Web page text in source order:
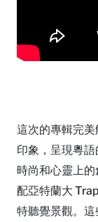
這次的專輯完
印象，呈現粵
時尚和心靈上
配亞特蘭大
特聽覺景觀。